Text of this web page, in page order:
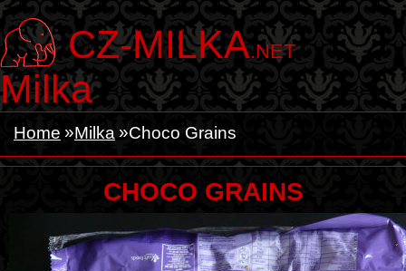
CZ-MILKA.NET
Milka
Home Milka Choco Grains
CHOCO GRAINS